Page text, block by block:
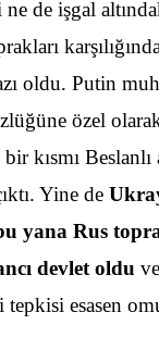
ne de işgal
oldu. Putin
özel
kısmı Beslanlı
Yine de
yana Rus
devlet oldu
esasen